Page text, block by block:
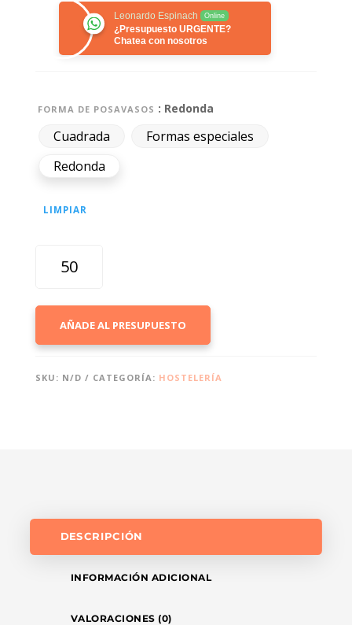
Leonardo Espinach Online
¿Presupuesto URGENTE?
Chatea con nosotros
FORMA DE POSAVASOS : Redonda
Cuadrada
Formas especiales
Redonda
LIMPIAR
«BRAND-
CANTIDAD
AÑADE AL PRESUPUESTO
SKU: N/D CATEGORÍA: HOSTELERÍA
DESCRIPCIÓN
INFORMACIÓN ADICIONAL
VALORACIONES (0)